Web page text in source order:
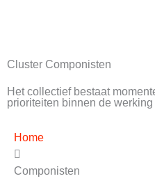
Cluster Componisten
Het collectief bestaat
prioriteiten binnen de werking
Home
Componisten